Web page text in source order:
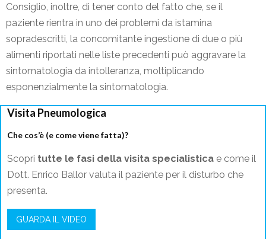
Consiglio, inoltre, di tener conto del fatto che, se il
paziente rientra in uno dei problemi da istamina
sopradescritti, la concomitante ingestione di due o più
alimenti riportati nelle liste precedenti può aggravare la
sintomatologia da intolleranza, moltiplicando
esponenzialmente la sintomatologia.
Visita Pneumologica
Che cos’è (e come viene fatta)?
Scopri tutte le fasi della visita specialistica e come il
Dott. Enrico Ballor valuta il paziente per il disturbo che
presenta.
GUARDA IL VIDEO